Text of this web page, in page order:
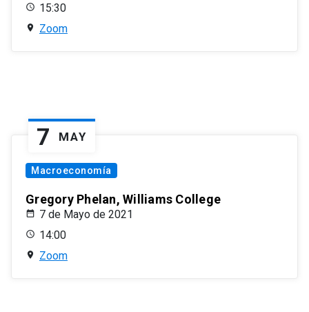
15:30
Zoom
7 MAY
Macroeconomía
Gregory Phelan, Williams College
7 de Mayo de 2021
14:00
Zoom